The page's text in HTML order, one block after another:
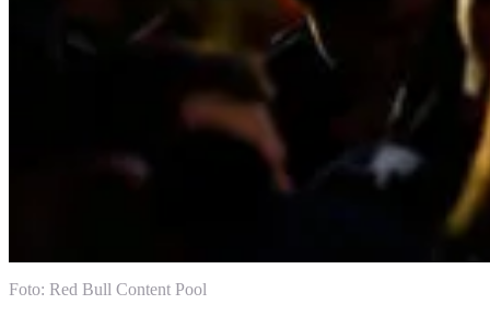
Foto: Red Bull Content Pool